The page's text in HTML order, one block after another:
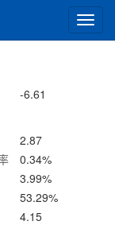
切
换
-6.61
2.87
0.34%
3.99%
53.29%
4.15